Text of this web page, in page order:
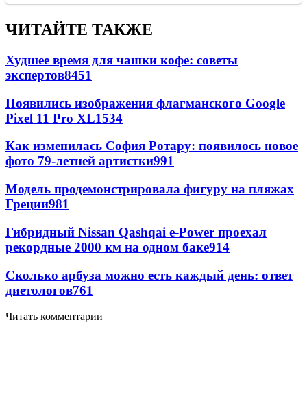
ЧИТАЙТЕ ТАКЖЕ
Худшее время для чашки кофе: советы
экспертов8451
Появились изображения флагманского Google
Pixel 11 Pro XL1534
Как изменилась София Ротару: появилось новое
фото 79-летней артистки991
Модель продемонстрировала фигуру на пляжах
Греции981
Гибридный Nissan Qashqai e-Power проехал
рекордные 2000 км на одном баке914
Сколько арбуза можно есть каждый день: ответ
диетологов761
Читать комментарии